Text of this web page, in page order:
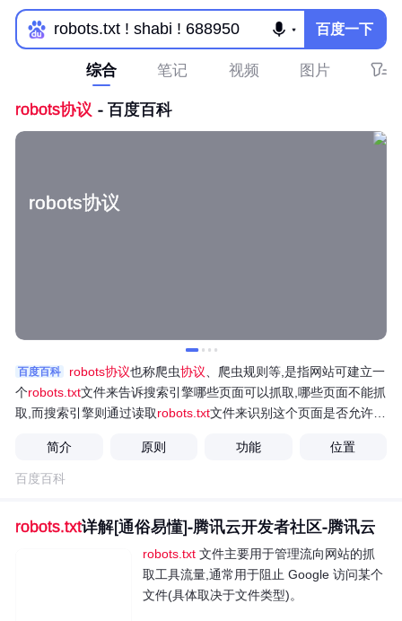
百度一下
综合 笔记 视频 图片
robots协议 - 百度百科
robots协议
百度百科 robots协议也称爬虫协议、爬虫规则等,是指网站可建立一
个robots.txt文件来告诉搜索引擎哪些页面可以抓取,哪些页面不能抓
取,而搜索引擎则通过读取robots.txt文件来识别这个页面是否允许被
擎完全可以忽视
robots.txt文件去抓取网页的快照。如果想单独定义
搜索引擎的漫游器访问子目录时的行为，那么可以将自定的设置合
称元数据）。robots协议 并不是一个规范，而只是约定俗成的，所
以并不能保证网站的隐私。
简介 原则 功能 位置
百度百科
robots.txt详解[通俗易懂]-腾讯云开发者社区-腾讯云
robots.txt文件主要用于管理流向网站的抓
取工具流量,通常用于阻止 Google 访问某个
文件(具体取决于文件类型)。